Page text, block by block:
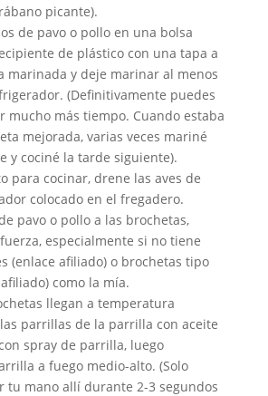
picante).
de pavo o pollo en una bolsa
de plástico con una tapa a
marinada y deje marinar al menos
(Definitivamente puedes
mucho más tiempo. Cuando estaba
mejorada, varias veces mariné
y cociné la tarde siguiente).
para cocinar, drene las aves de
colocado en el fregadero.
pavo o pollo a las brochetas,
especialmente si no tiene
(enlace afiliado) o brochetas tipo
como la mía.
llegan a temperatura
parrillas de la parrilla con aceite
spray de parrilla, luego
a fuego medio-alto. (Solo
tu mano allí durante 2-3 segundos